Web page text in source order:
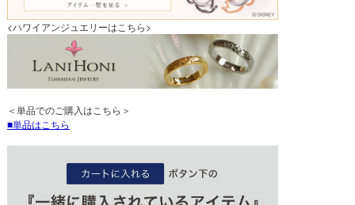
<ハワイアンジュエリーはこちら>
＜単品でのご購入はこちら＞
単品はこちら